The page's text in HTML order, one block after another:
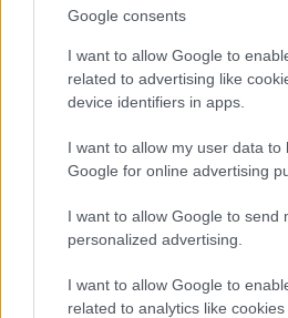
Google consents
I want to allow Google to
related to advertising like
device identifiers in apps.
I want to allow my user data to
Google for online advertising
I want to allow Google to send
personalized advertising.
I want to allow Google to
related to analytics like
rekonstrukcija kaut vai pirms
tam vēl ilgi ir jākalpo. Uz
turēs 3–4 dzīves ciklus.
un otro apli ir ieleja, kuru
stāvoklī. Tā, protams, nav
problēmu vieta Latvijā.
atrisināt?
Atcelt